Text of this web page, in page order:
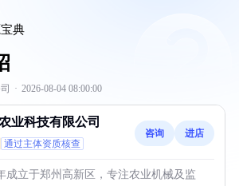
典
· 2026-08-04 08:00:00
业科技有限公司
通过主体资质核查
咨询 进店
成立于郑州高新区，专注农业机械及监